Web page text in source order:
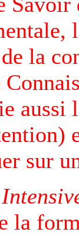
la
aussi
sur
la